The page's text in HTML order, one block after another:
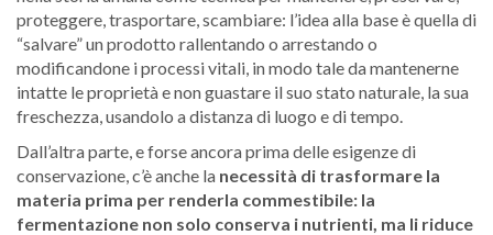
proteggere, trasportare, scambiare: l’idea alla base è quella di
“salvare” un prodotto rallentando o arrestando o
modificandone i processi vitali, in modo tale da mantenerne
intatte le proprietà e non guastare il suo stato naturale, la sua
freschezza, usandolo a distanza di luogo e di tempo.
Dall’altra parte, e forse ancora prima delle esigenze di
conservazione, c’è anche la necessità di trasformare la
materia prima per renderla commestibile: la
fermentazione non solo conserva i nutrienti, ma li riduce